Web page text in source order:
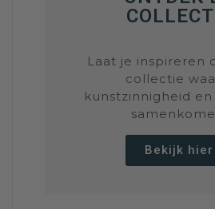
Laat je inspireren
collectie
kunstzinnigheid
Bekijk hier